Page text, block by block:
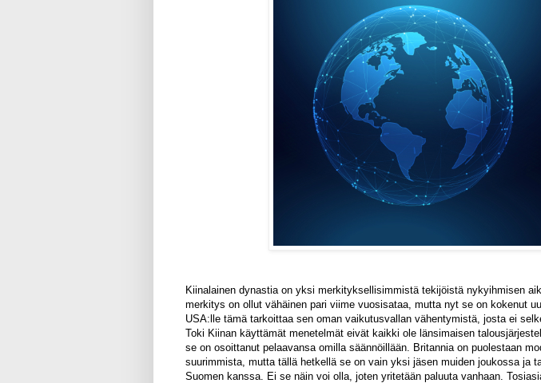
Kiinalainen dynastia on yksi merkityksellisimmistä tekijöistä nykyihmisen
merkitys on ollut vähäinen pari viime vuosisataa, mutta nyt se on kokenut
USA:lle tämä tarkoittaa sen oman vaikutusvallan vähentymistä, josta ei
Toki Kiinan käyttämät menetelmät eivät kaikki ole länsimaisen
se on osoittanut pelaavansa omilla säännöillään. Britannia on puolestaan
suurimmista, mutta tällä hetkellä se on vain yksi jäsen muiden joukossa ja
Suomen kanssa. Ei se näin voi olla, joten yritetään paluuta vanhaan.